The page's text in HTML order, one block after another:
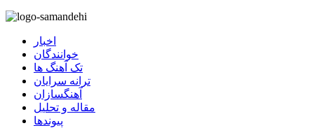
اخبار
خوانندگان
تک آهنگ ها
ترانه سرایان
آهنگسازان
مقاله و تحلیل
پیوندها